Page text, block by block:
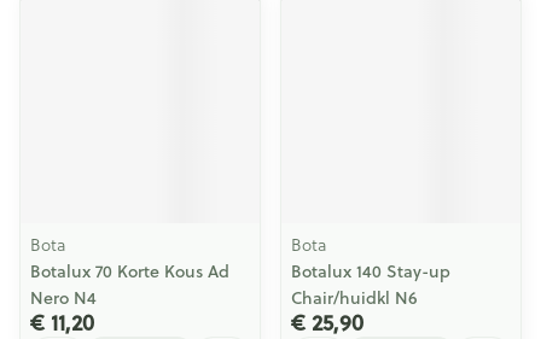
Bota
Botalux 70 Korte Kous Ad
Nero N4
€ 11,20
Bota
Botalux 140 Stay-up
Chair/huidkl N6
€ 25,90